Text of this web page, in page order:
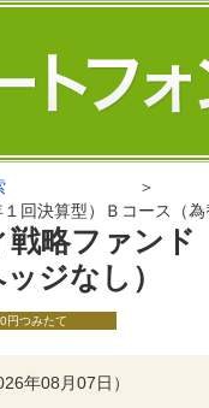
＞
回決算型）Ｂコース（
略ファンド
ジなし）
円つみたて
年08月07日）